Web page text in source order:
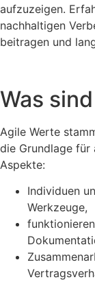
aufzuzeigen.
nachhaltigen
beitragen und
Was
Agile Werte
die Grundlage für
Aspekte:
Individuen
Werkzeuge,